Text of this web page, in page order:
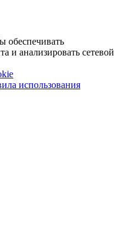
обеспечивать
и анализировать сетевой
использования